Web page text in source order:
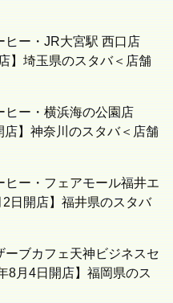
ヒー・JR大宮駅 西口店
】埼玉県のスタバ＜店舗
ヒー・横浜海の公園店
】神奈川のスタバ＜店舗
ヒー・フェアモール福井エ
日開店】福井県のスタバ
ーブカフェ天神ビジネスセ
8月4日開店】福岡県のス